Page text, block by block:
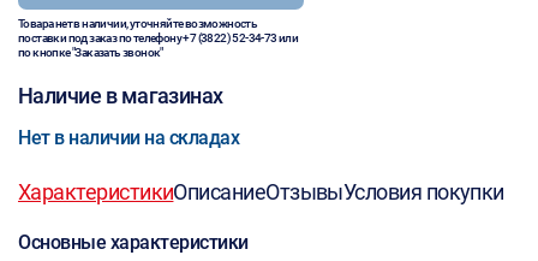
Товара нет в наличии, уточняйте возможность
поставки под заказ по телефону+7 (3822) 52-34-73или
по кнопке "Заказать звонок"
Наличие в магазинах
Нет в наличии на складах
ХарактеристикиОписаниеОтзывыУсловия покупки
Основные характеристики